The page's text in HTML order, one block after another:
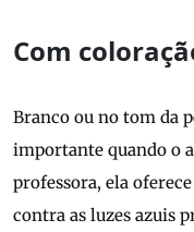
Com
Branco ou no tom da
importante quando o
professora, ela
contra as luzes azuis